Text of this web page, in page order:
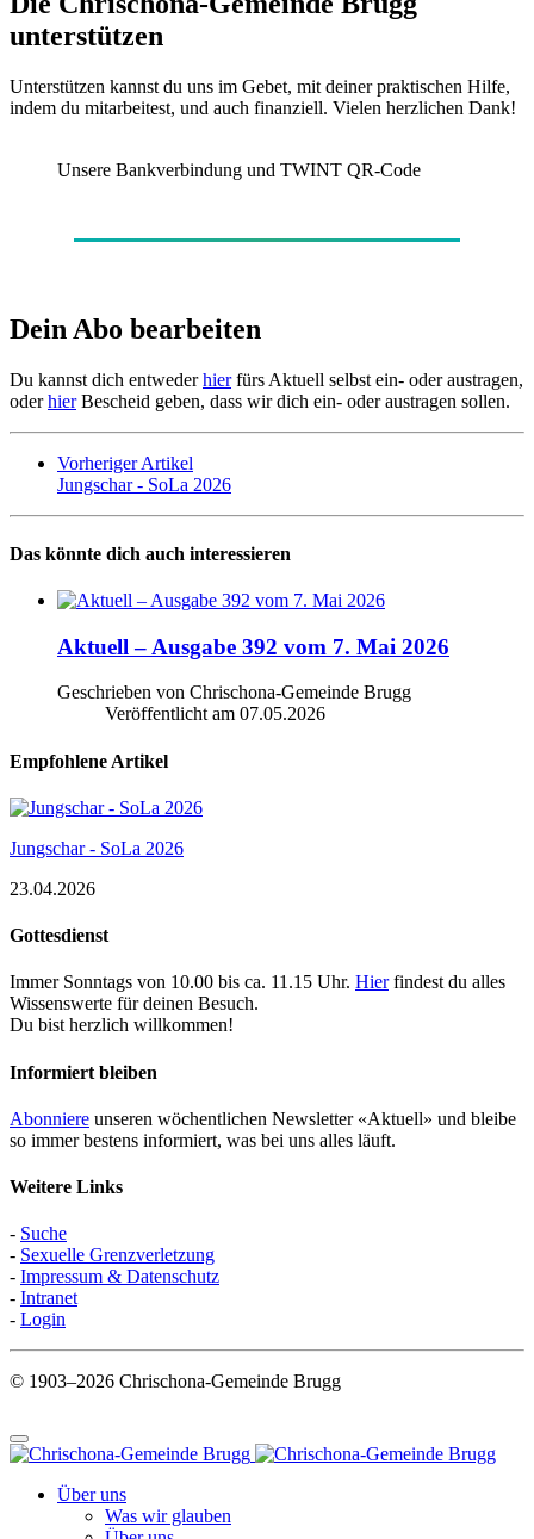
unterstützen
Unterstützen kannst du uns im Gebet, mit deiner praktischen Hilfe,
indem du mitarbeitest, und auch finanziell. Vielen herzlichen Dank!
Unsere Bankverbindung und TWINT QR-Code
Dein Abo bearbeiten
Du kannst dich entwederhierfürs Aktuell selbst ein- oder austragen,
oderhierBescheid geben, dass wir dich ein- oder austragen sollen.
Vorheriger Artikel
Jungschar - SoLa 2026
Das könnte dich auch interessieren
Aktuell – Ausgabe 392 vom 7. Mai 2026
Geschrieben von Chrischona-Gemeinde Brugg
Veröffentlicht am 07.05.2026
Empfohlene Artikel
Jungschar - SoLa 2026
23.04.2026
Gottesdienst
Immer Sonntags von 10.00 bis ca. 11.15 Uhr. Hierfindest du alles
Wissenswerte für deinen Besuch.
Du bist herzlich willkommen!
Informiert bleiben
Abonniere unseren wöchentlichen Newsletter «Aktuell» und bleibe
so immer bestens informiert, was bei uns alles läuft.
Weitere Links
- Suche
- Sexuelle Grenzverletzung
- Impressum & Datenschutz
- Intranet
- Login
© 1903–2026 Chrischona-Gemeinde Brugg
Über uns
Was wir glauben